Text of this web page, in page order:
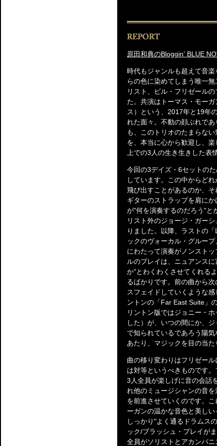
原田和典のBloggin' BLUE
時代もジャンルも超えて音
らの色に染めてしまう唯一
リスト、ビル・フリゼール
た。共演はトーマス・モー
ス）という、2017年と19年
れた面々。不動の顔ぶれで
も、このトリオのたまらな
を、本当に心から歓迎し、
上での3人の生き生きした表
今回の3デイズ・6セットの
しています。この中からど
飛び出すことがあるのか、
ギターのストラップを肩に
が"何を演奏するのだろう"と
リスト外のジョージ・ガー
りました。以降、ラストの
ックのヴォーカル・グルー
にわたって演奏がノンスト
ルのプレイは、ニュアンス
か"とわくわくさせてくれる
るばかりです。前の曲から
スフェイドしていくような
ントンの「Far East Suite」
リントン版ではジョニー・
した）が、いつの間にか、
で知られているであろう陽
あたり、マジックを目の当
曲の移り変わりはフリゼー
は対等というべきものです
3人全員が楽しげに音の会話
れ他のミュージシャンの音
を前進させていくのです。
ーガンの温かな音色と美し
しっかり"よく通るドラムス
ック/ブラッシュ・プレイが
全員がソリストとアカンパ